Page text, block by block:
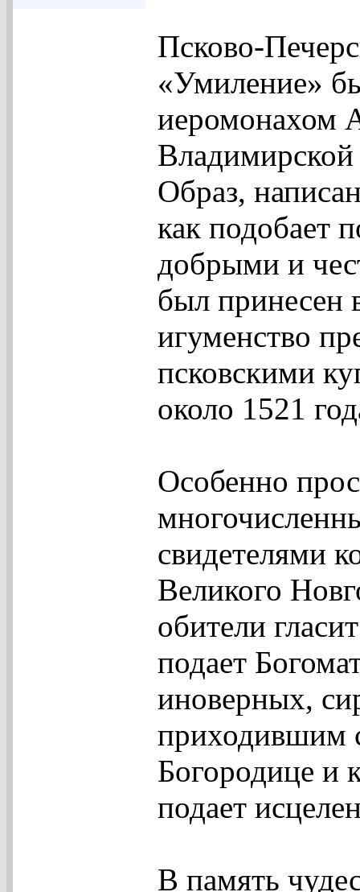
Псково-
«Умиление»
иеромонахом
Образ,
как подобает
добрыми и
был принесен
игуменство
псковскими
около 1521
Особенно
свидетелями
Великого
обители
подает
иноверных,
приходившим
Богородице и
подает
В память